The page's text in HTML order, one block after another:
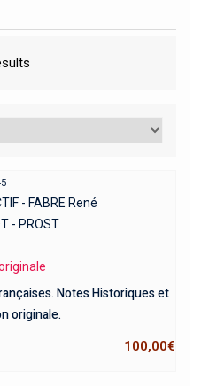
- FABRE René
- PROST
Notes Historiques et
originale.
100,00€